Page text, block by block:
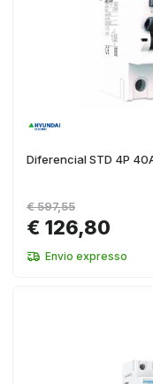
Diferencial STD 4P
€ 126,80
€ 597,55
Envio expresso